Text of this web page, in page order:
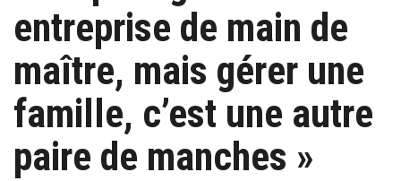
entreprise de main de
maître, mais gérer une
famille, c’est une autre
paire de manches »